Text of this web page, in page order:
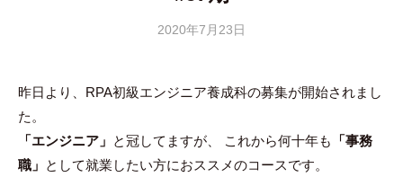
2020年7月23日
田
の
メ
ン
昨日より、RPA初級エンジニア養成科の募集が開始されまし
た。
「エンジニア」 と冠してますが、 これから何十年も
「事務
職」 として就業したい方におススメのコースです。